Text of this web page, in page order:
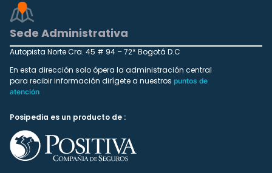
Sede Administrativa
Autopista Norte Cra. 45 # 94 – 72* Bogotá D.C
En esta dirección solo ópera la administración central
para recibir información dirígete a nuestros puntos de
atención
Posipedia es un producto de :